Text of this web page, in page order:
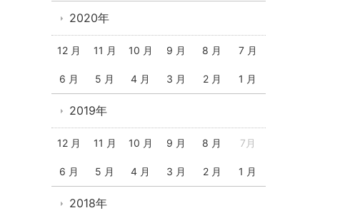
2020年
12 月 11 月 10 月 9 月 8 月 7 月
6 月 5 月 4 月 3 月 2 月 1 月
2019年
12 月 11 月 10 月 9 月 8 月 7月
6 月 5 月 4 月 3 月 2 月 1 月
2018年